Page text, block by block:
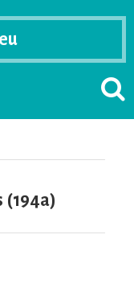
(194a)